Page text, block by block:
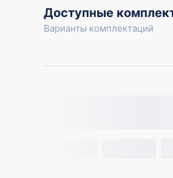
Доступные
Варианты комплектаций